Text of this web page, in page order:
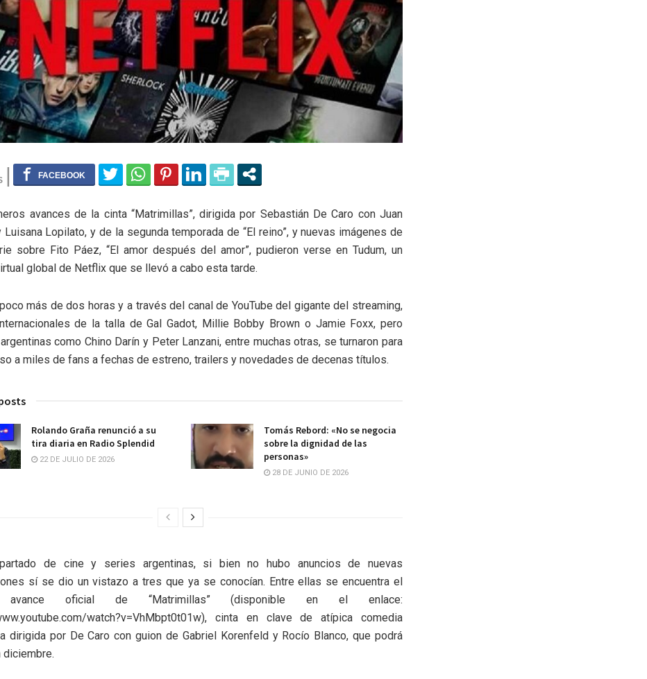
avances de la cinta “Matrimillas”, dirigida por Sebastián De Caro con Juan
Luisana Lopilato, y de la segunda temporada de “El reino”, y nuevas imágenes de
sobre Fito Páez, “El amor después del amor”, pudieron verse en Tudum, un
global de Netflix que se llevó a cabo esta tarde.
más de dos horas y a través del canal de YouTube del gigante del streaming,
de la talla de Gal Gadot, Millie Bobby Brown o Jamie Foxx, pero
como Chino Darín y Peter Lanzani, entre muchas otras, se turnaron para
a miles de fans a fechas de estreno, trailers y novedades de decenas títulos.
Rolando Graña renunció a su
tira diaria en Radio Splendid
22 DE JULIO DE 2026
Tomás Rebord: «No se negocia
sobre la dignidad de las
personas»
28 DE JUNIO DE 2026
de cine y series argentinas, si bien no hubo anuncios de nuevas
sí se dio un vistazo a tres que ya se conocían. Entre ellas se encuentra el
avance oficial de “Matrimillas” (disponible en el enlace:
watch?v=VhMbpt0t01w), cinta en clave de atípica comedia
dirigida por De Caro con guion de Gabriel Korenfeld y Rocío Blanco, que podrá
diciembre.